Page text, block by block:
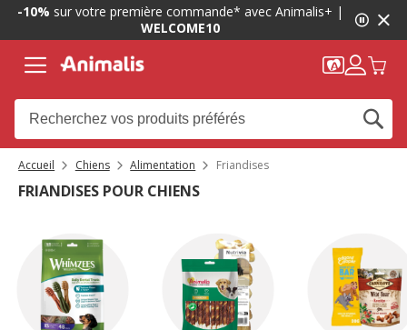
1
2,
message,
-10% sur votre première commande* avec Animalis+ |
WELCOME10
Accueil Chiens Alimentation Friandises
FRIANDISES POUR CHIENS